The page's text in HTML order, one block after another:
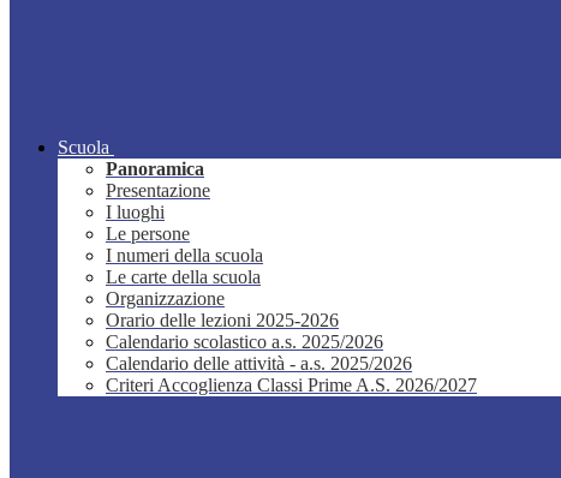
Scuola
Panoramica
Presentazione
I luoghi
Le persone
I numeri della scuola
Le carte della scuola
Organizzazione
Orario delle lezioni 2025-2026
Calendario scolastico a.s. 2025/2026
Calendario delle attività - a.s. 2025/2026
Criteri Accoglienza Classi Prime A.S. 2026/2027